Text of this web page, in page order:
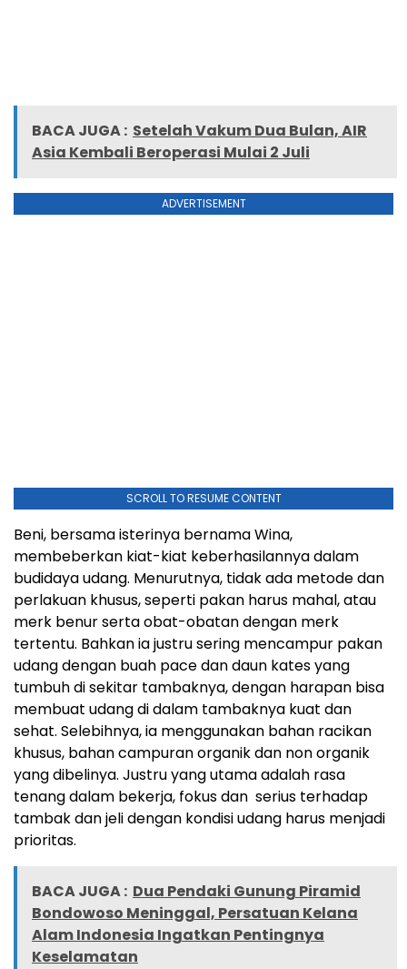
BACA JUGA : Setelah Vakum Dua Bulan, AIR
Asia Kembali Beroperasi Mulai 2 Juli
ADVERTISEMENT
SCROLL TO RESUME CONTENT
Beni, bersama isterinya bernama Wina,
membeberkan kiat-kiat keberhasilannya dalam
budidaya udang. Menurutnya, tidak ada metode dan
perlakuan khusus, seperti pakan harus mahal, atau
merk benur serta obat-obatan dengan merk
tertentu. Bahkan ia justru sering mencampur pakan
udang dengan buah pace dan daun kates yang
tumbuh di sekitar tambaknya, dengan harapan bisa
membuat udang di dalam tambaknya kuat dan
sehat. Selebihnya, ia menggunakan bahan racikan
khusus, bahan campuran organik dan non organik
yang dibelinya. Justru yang utama adalah rasa
tenang dalam bekerja, fokus dan serius terhadap
tambak dan jeli dengan kondisi udang harus menjadi
prioritas.
BACA JUGA : Dua Pendaki Gunung Piramid
Bondowoso Meninggal, Persatuan Kelana
Alam Indonesia Ingatkan Pentingnya
Keselamatan